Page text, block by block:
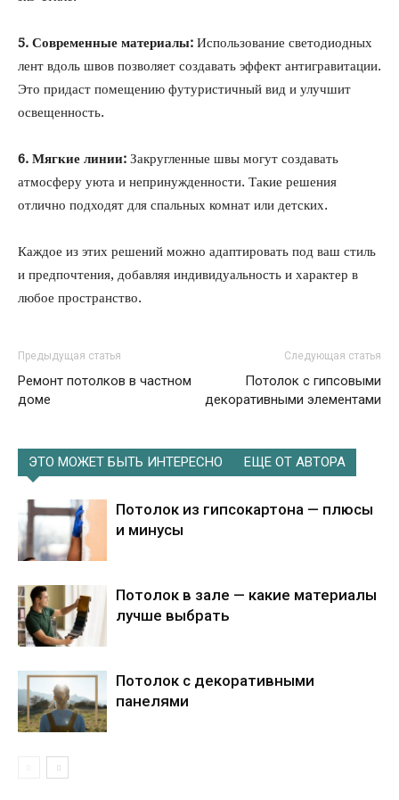
5. Современные материалы: Использование светодиодных
лент вдоль швов позволяет создавать эффект антигравитации.
Это придаст помещению футуристичный вид и улучшит
освещенность.
6. Мягкие линии: Закругленные швы могут создавать
атмосферу уюта и непринужденности. Такие решения
отлично подходят для спальных комнат или детских.
Каждое из этих решений можно адаптировать под ваш стиль
и предпочтения, добавляя индивидуальность и характер в
любое пространство.
Предыдущая статья
Ремонт потолков в частном
доме
Следующая статья
Потолок с гипсовыми
декоративными элементами
ЭТО МОЖЕТ БЫТЬ ИНТЕРЕСНО ЕЩЕ ОТ АВТОРА
Потолок из гипсокартона — плюсы
и минусы
Потолок в зале — какие материалы
лучше выбрать
Потолок с декоративными
панелями